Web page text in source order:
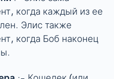
когда каждый из ее
Элис также
когда Боб наконец